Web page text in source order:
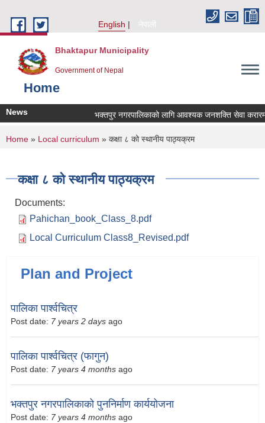
English
नेपाली
Bhaktapur Municipality
Government of Nepal
Home
News भक्तपुर नगरपालिकाको लागि आवश्यक जनशक्ति सेवा करारमा
You are here
Home » Local curriculum » कक्षा ८ को स्थानीय पाठ्यक्रम
कक्षा ८ को स्थानीय पाठ्यक्रम
Documents:
Pahichan_book_Class_8.pdf
Local Curriculum Class8_Revised.pdf
Plan and Project
पालिका पार्श्वचित्र
Post date: 7 years 2 days ago
पालिका पार्श्वचित्र (फागुन)
Post date: 7 years 4 months ago
भक्तपुर नगरपालिकाको पुननिर्माण कार्ययोजना
Post date: 7 years 4 months ago